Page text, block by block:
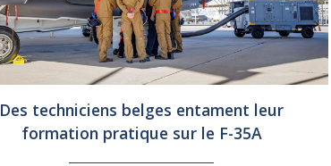
Des techniciens belges entament leur
formation pratique sur le F-35A